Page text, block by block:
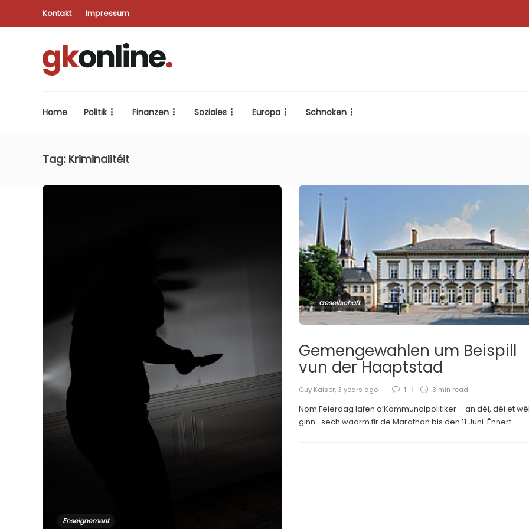
Kontakt Impressum
Home Politik Finanzen Soziales Europa Schnoken
Tag: Kriminalitéit
Enseignement
Gesellschaft
Gemengewahlen um Beispill
vun der Haaptstad
Guy Kaiser, 3 years ago 1 3 min read
Nom Feierdag lafen d’Kommunalpolitiker – an déi, déi et
ginn- sech waarm fir de Marathon bis den 11.Juni. Ënnert...